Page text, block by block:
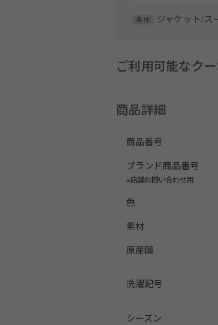
条件 ジャケット/ス
ご利用可能なク
商品詳細
商品番号
ブランド商品番号
※店舗お問い合わせ用
色
素材
原産国
洗濯記号
シーズン